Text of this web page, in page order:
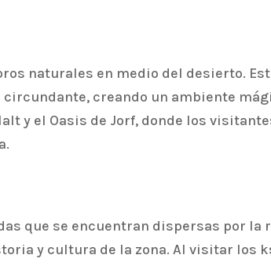
naturales en medio del desierto.
creando un ambiente
y el Oasis de Jorf, donde los
que se encuentran dispersas por la
y cultura de la zona. Al visitar los